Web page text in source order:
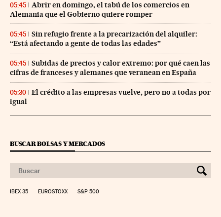
05:45
Abrir en domingo, el tabú de los comercios en
Alemania que el Gobierno quiere romper
05:45
Sin refugio frente a la precarización del alquiler:
“Está afectando a gente de todas las edades”
05:45
Subidas de precios y calor extremo: por qué caen las
cifras de franceses y alemanes que veranean en España
05:30
El crédito a las empresas vuelve, pero no a todas por
igual
BUSCAR BOLSAS Y MERCADOS
IBEX 35 EUROSTOXX S&P 500